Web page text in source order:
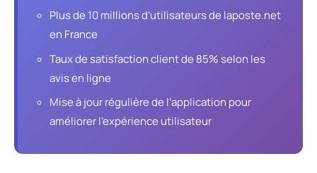
Plus de 10 millions d’utilisateurs de laposte.net
en France
Taux de satisfaction client de 85% selon les
avis en ligne
Mise à jour régulière de l’application pour
améliorer l’expérience utilisateur